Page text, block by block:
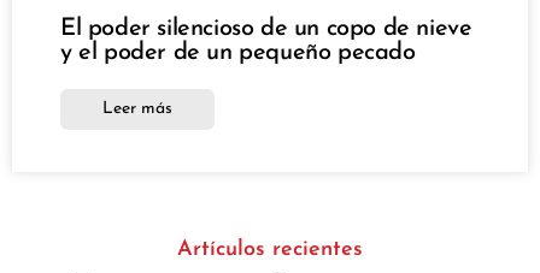
El poder silencioso de un copo de nieve
y el poder de un pequeño pecado
Leer más
Artículos recientes